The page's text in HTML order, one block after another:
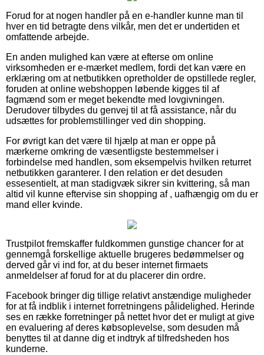
Forud for at nogen handler på en e-handler kunne man til
hver en tid betragte dens vilkår, men det er undertiden et
omfattende arbejde.
En anden mulighed kan være at efterse om online
virksomheden er e-mærket medlem, fordi det kan være en
erklæring om at netbutikken opretholder de opstillede regler,
foruden at online webshoppen løbende kigges til af
fagmænd som er meget bekendte med lovgivningen.
Derudover tilbydes du genvej til at få assistance, når du
udsættes for problemstillinger ved din shopping.
For øvrigt kan det være til hjælp at man er oppe på
mærkerne omkring de væsentligste bestemmelser i
forbindelse med handlen, som eksempelvis hvilken returret
netbutikken garanterer. I den relation er det desuden
essesentielt, at man stadigvæk sikrer sin kvittering, så man
altid vil kunne eftervise sin shopping af , uafhængig om du er
mand eller kvinde.
Trustpilot fremskaffer fuldkommen gunstige chancer for at
gennemgå forskellige aktuelle brugeres bedømmelser og
derved går vi ind for, at du beser internet firmaets
anmeldelser af forud for at du placerer din ordre.
Facebook bringer dig tillige relativt anstændige muligheder
for at få indblik i internet forretningens pålidelighed. Herinde
ses en række forretninger på nettet hvor det er muligt at give
en evaluering af deres købsoplevelse, som desuden må
benyttes til at danne dig et indtryk af tilfredsheden hos
kunderne.